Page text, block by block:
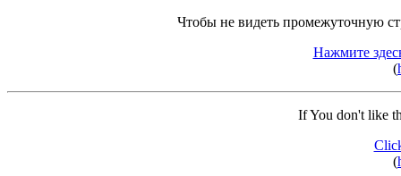
Чтобы не видеть промежуточную
Нажмите
(
If You don't like
(